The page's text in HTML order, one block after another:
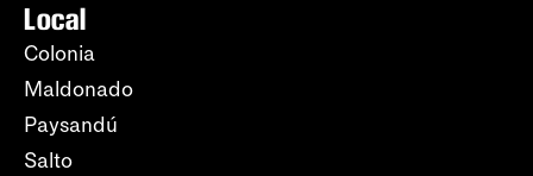
Local
Colonia
Maldonado
Paysandú
Salto